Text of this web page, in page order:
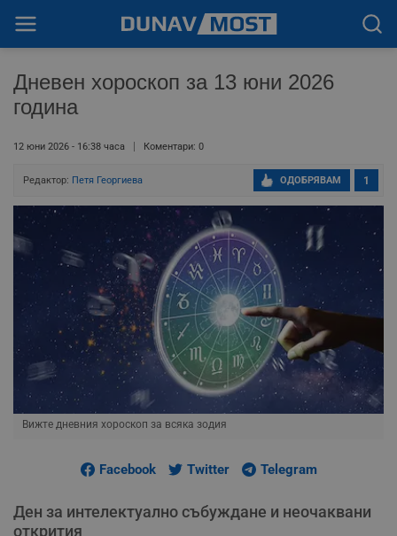
Дневен хороскоп за 13 юни 2026
година
12 юни 2026 - 16:38 часа Коментари: 0
Редактор: Петя Георгиева 1
ОДОБРЯВАМ
Вижте дневния хороскоп за всяка зодия
Facebook Twitter Telegram
Ден за интелектуално събуждане и неочаквани
открития